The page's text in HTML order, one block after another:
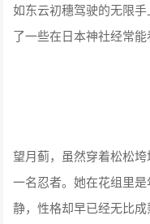
如东云初穗驾驶的无限
了一些在日本神社经常能
望月蓟，虽然穿着松松
一名忍者。她在花组里
静，性格却早已经无比